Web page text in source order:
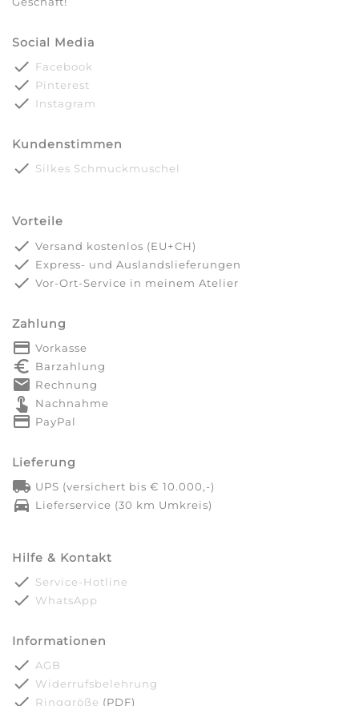
Social Media
done Facebook
done Pinterest
done Instagram
Kundenstimmen
done Silkes Schmuckmuschel
Vorteile
done Versand kostenlos (EU+CH)
done Express- und Auslandslieferungen
done Vor-Ort-Service in meinem Atelier
Zahlung
payment Vorkasse
euro_symbol Barzahlung
markunread Rechnung
touch_app Nachnahme
credit_card PayPal
Lieferung
local_shipping UPS (versichert bis € 10.000,-)
directions_car Lieferservice (30 km Umkreis)
Hilfe & Kontakt
done Service-Hotline
done WhatsApp
Informationen
done AGB
done Widerrufsbelehrung
Ringgröße (PDF)